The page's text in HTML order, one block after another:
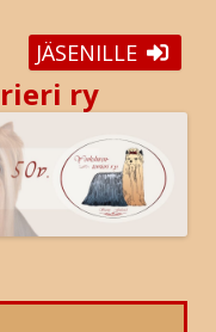
JÄSENILLE
ry